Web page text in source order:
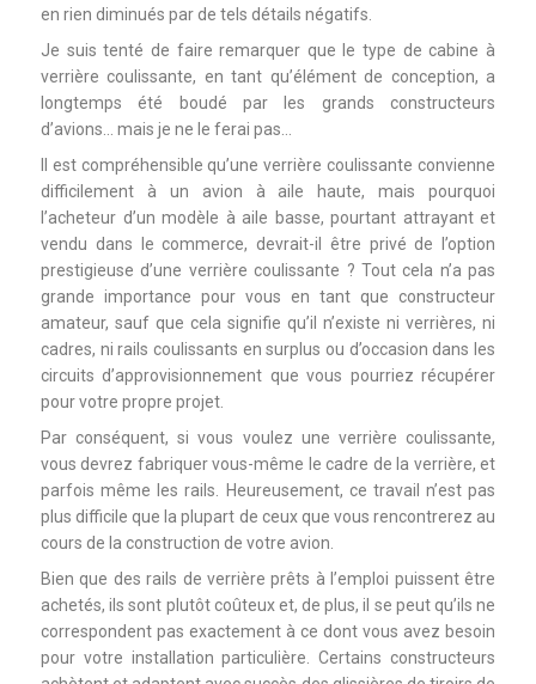
en rien diminués par de tels détails négatifs.
Je suis tenté de faire remarquer que le type de cabine à
verrière coulissante, en tant qu’élément de conception, a
longtemps été boudé par les grands constructeurs
d’avions… mais je ne le ferai pas…
Il est compréhensible qu’une verrière coulissante convienne
difficilement à un avion à aile haute, mais pourquoi
l’acheteur d’un modèle à aile basse, pourtant attrayant et
vendu dans le commerce, devrait-il être privé de l’option
prestigieuse d’une verrière coulissante ? Tout cela n’a pas
grande importance pour vous en tant que constructeur
amateur, sauf que cela signifie qu’il n’existe ni verrières, ni
cadres, ni rails coulissants en surplus ou d’occasion dans les
circuits d’approvisionnement que vous pourriez récupérer
pour votre propre projet.
Par conséquent, si vous voulez une verrière coulissante,
vous devrez fabriquer vous-même le cadre de la verrière, et
parfois même les rails. Heureusement, ce travail n’est pas
plus difficile que la plupart de ceux que vous rencontrerez au
cours de la construction de votre avion.
Bien que des rails de verrière prêts à l’emploi puissent être
achetés, ils sont plutôt coûteux et, de plus, il se peut qu’ils ne
correspondent pas exactement à ce dont vous avez besoin
pour votre installation particulière. Certains constructeurs